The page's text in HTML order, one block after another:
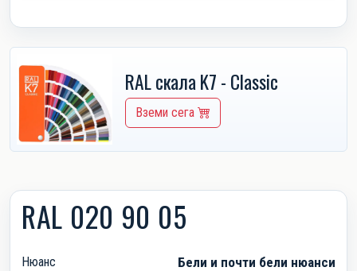
RAL скала K7 - Classic
Вземи сега
RAL 020 90 05
Нюанс Бели и почти бели нюанси